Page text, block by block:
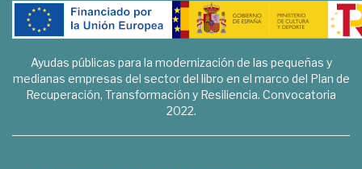
Ayudas públicas para la modernización de las pequeñas y
medianas empresas del sector del libro en el marco del Plan de
Recuperación, Transformación y Resiliencia. Convocatoria
2022.